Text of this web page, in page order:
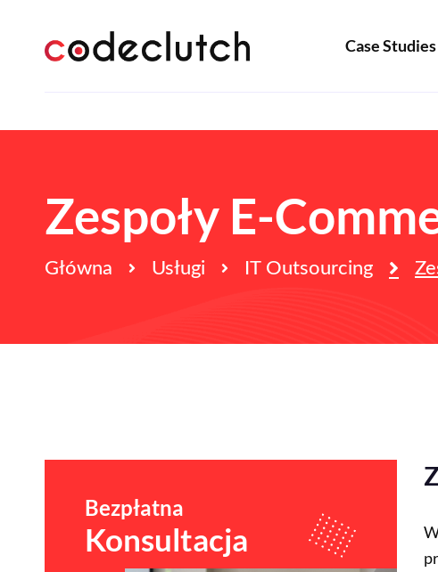
Case Studies
Zespoły E-
Główna Usługi IT Outsourcing
Bezpłatna
Konsultacja